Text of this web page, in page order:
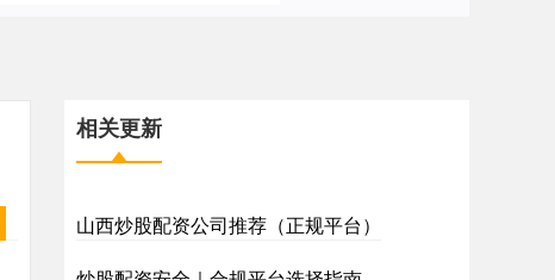
相关更新
山西炒股配资公司推荐（正规平台）